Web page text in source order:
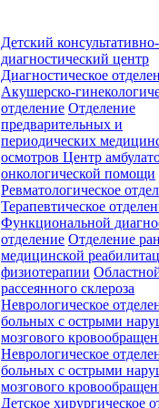
Детский консультативно-
диагностический центр
Диагностическое
Акушерско-
отделение Отделение
предварительных и
периодических
осмотровЦентр
онкологической помощи
Ревматологическое
Терапевтическое
Функциональной
отделение Отделение
медицинской
физиотерапии
рассеянного склероза
Неврологическое
больных с острыми
мозгового
Неврологическое
больных с острыми
мозгового
Детское хирургическое